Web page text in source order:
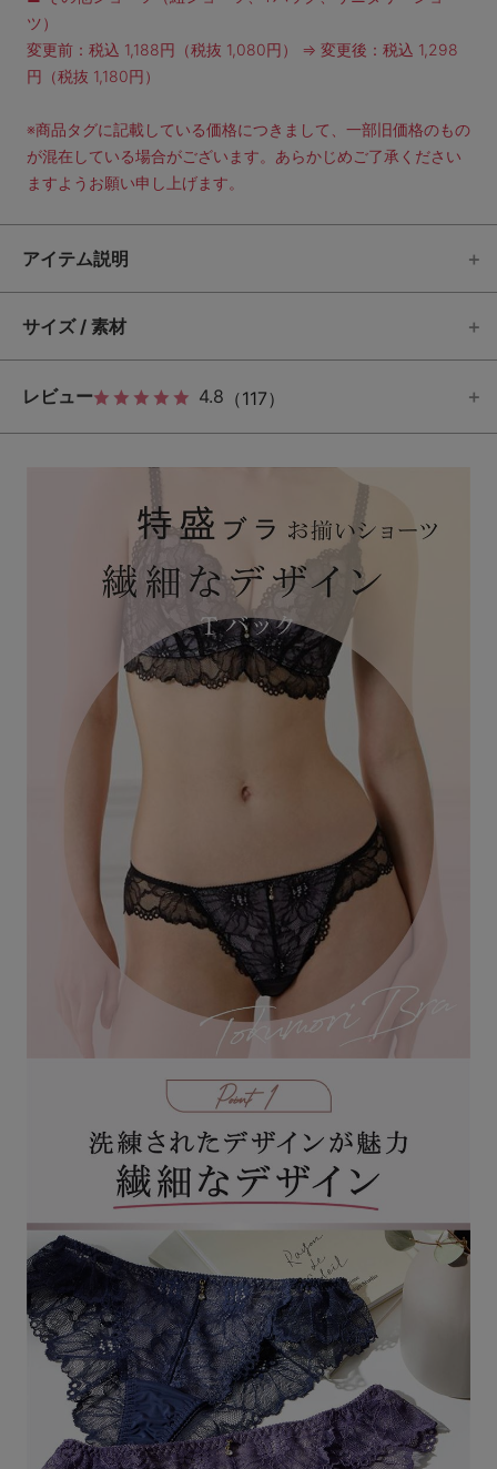
ツ）
変更前：税込 1,188円（税抜 1,080円） ⇒ 変更後：税込 1,298
円（税抜 1,180円）
※商品タグに記載している価格につきまして、一部旧価格のもの
が混在している場合がございます。あらかじめご了承ください
ますようお願い申し上げます。
アイテム説明
サイズ / 素材
レビュー 4.8 （117）